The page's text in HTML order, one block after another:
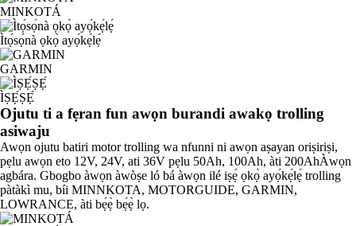
MINKOTÁ
Ìtọ́sọ́nà ọkọ̀ ayọ́kẹ́lẹ́
GARMIN
ÌṢẸ́ṢẸ́
Ojutu ti a fẹran fun awọn burandi awakọ trolling
asiwaju
Awọn ojutu batiri motor trolling wa nfunni ni awọn aṣayan oriṣiriṣi,
pẹlu awọn eto 12V, 24V, ati 36V pẹlu 50Ah, 100Ah, àti 200AhÀwọn
agbára. Gbogbo àwọn àwòṣe ló bá àwọn ilé iṣẹ́ ọkọ̀ ayọ́kẹ́lẹ́ trolling
pàtàkì mu, bíi MINNKOTA, MOTORGUIDE, GARMIN,
LOWRANCE, àti bẹ́ẹ̀ bẹ́ẹ̀ lọ.